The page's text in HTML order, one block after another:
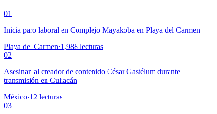
01
Inicia paro laboral en Complejo Mayakoba en Playa del Carmen
Playa del Carmen·1,988 lecturas
02
Asesinan al creador de contenido César Gastélum durante
transmisión en Culiacán
México·12 lecturas
03